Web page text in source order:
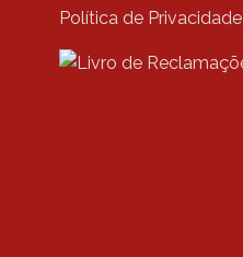
Política de Privacidade